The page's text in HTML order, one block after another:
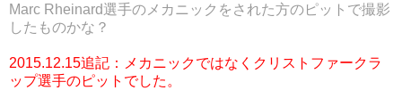
Marc Rheinard選手のメカニックをされた方のピットで撮影
したものかな？
2015.12.15追記：メカニックではなくクリストファークラ
ップ選手のピットでした。